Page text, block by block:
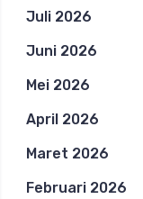
Juli 2026
Juni 2026
Mei 2026
April 2026
Maret 2026
Februari 2026